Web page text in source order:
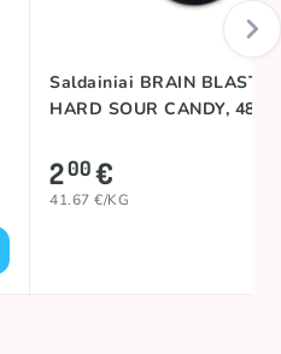
Saldainiai BRAIN
HARD SOUR CANDY, 48g
200€
41.67 €/KG